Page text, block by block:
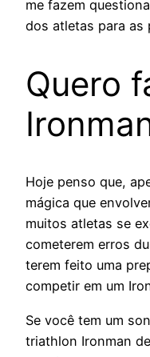
me fazem
dos atletas para as
Quero
Hoje penso que,
mágica que
muitos atletas se
cometerem erros
terem feito uma
competir em um
Se você tem um
triathlon Ironman